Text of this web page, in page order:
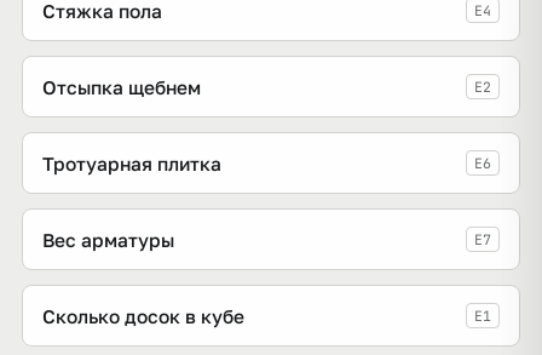
Стяжка пола E4
Отсыпка щебнем E2
Тротуарная плитка E6
Вес арматуры E7
Сколько досок в кубе E1